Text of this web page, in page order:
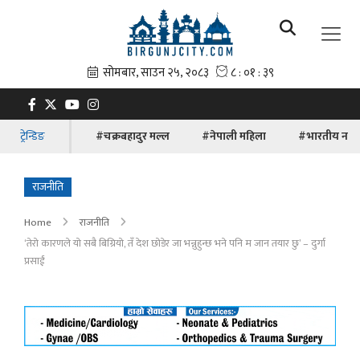
ट्रेन्डिङ #चक्रबहादुर मल्ल #नेपाली महिला #भारतीय
राजनीति
Home
राजनीति
‘तेरो कारणले यो सबै बिग्रियो, तँ देश छोडेर जा भन्नुहुन्छ भने पनि म जान तयार छु’ – दुर्गा
प्रसाईं